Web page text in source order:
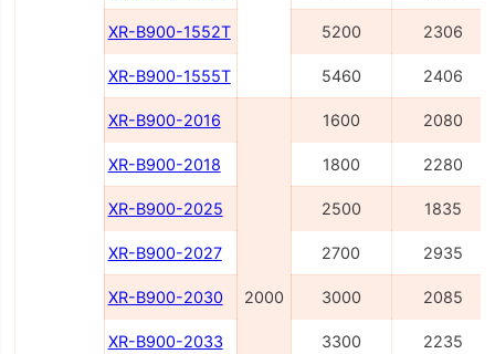
XR-B900-1552Т 5200 2306
XR-B900-1555T 5460 2406
XR-B900-2016
2000
1600 2080
XR-B900-2018 1800 2280
XR-B900-2025 2500 1835
XR-B900-2027 2700 2935
XR-B900-2030 3000 2085
XR-B900-2033 3300 2235